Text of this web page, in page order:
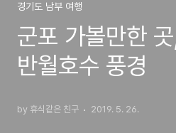
경기도 남부 여행
군포 가볼만한
반월호수 풍경
by 휴식같은 친구 2019. 5. 26.